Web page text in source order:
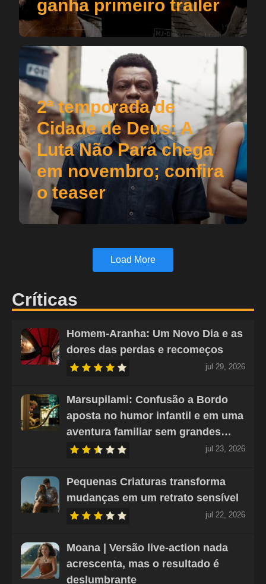
ganha primeiro trailer
2ª temporada de
Cidade de Deus: A
Luta Não Para chega
em novembro; confira
o teaser
Load More
Críticas
Homem-Aranha: Um Novo Dia e as
dores das perdas e recomeços
jul 29, 2026
Marsupilami: Confusão a Bordo
aposta no humor infantil e em uma
aventura familiar sem grandes…
jul 23, 2026
Pequenas Criaturas transforma
mudanças em um retrato sensível
jul 22, 2026
Moana | Versão live-action nada
acrescenta, mas o resultado é
deslumbrante